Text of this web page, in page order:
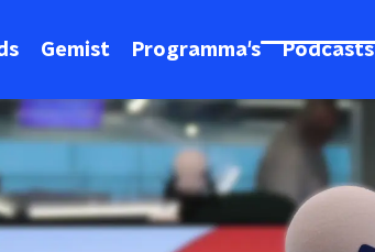
Gemist Programma's Podcasts